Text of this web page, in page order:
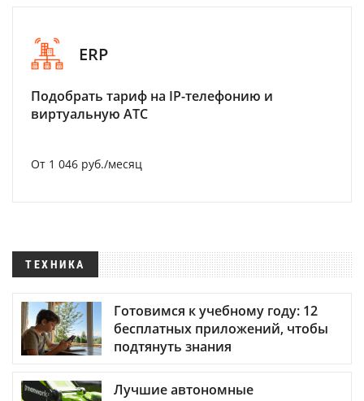
ERP
Подобрать тариф на IP-телефонию и
виртуальную АТС
От 1 046 руб./месяц
ТЕХНИКА
Готовимся к учебному году: 12
бесплатных приложений, чтобы
подтянуть знания
Лучшие автономные